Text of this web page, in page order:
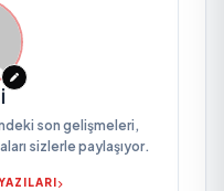
son gelişmeleri,
sizlerle paylaşıyor.